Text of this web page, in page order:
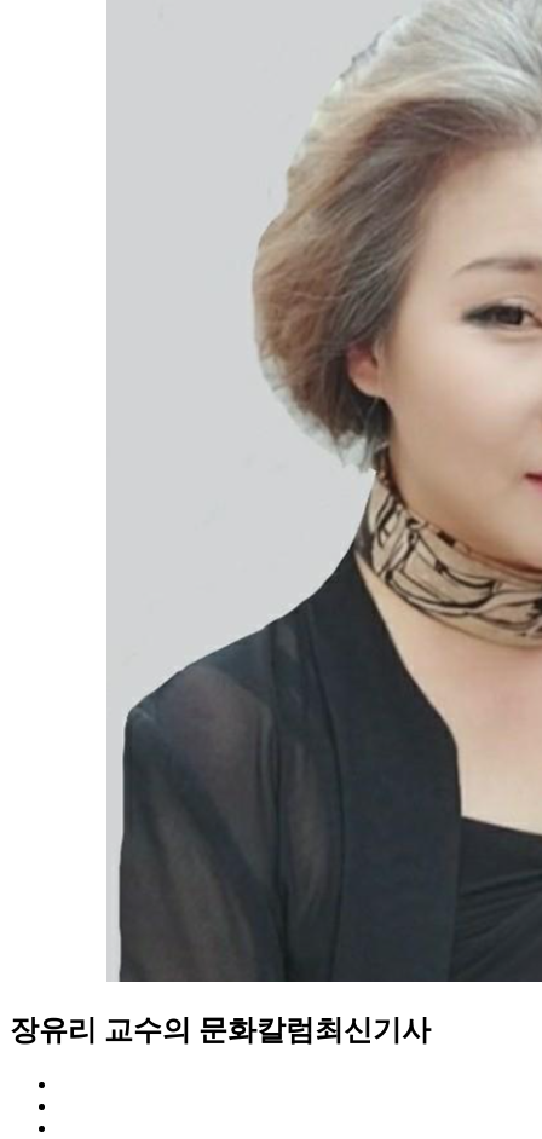
장유리 교수의 문화칼럼 최신기사